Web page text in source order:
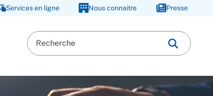
Services en ligne Nous connaitre Presse